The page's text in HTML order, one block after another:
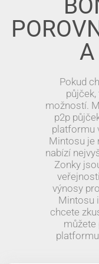
Pokud
možností.
p2p
platformu
Mintosu je
nabízí
Zonky
výnosy
Mintosu
chcete
můžete
platformu